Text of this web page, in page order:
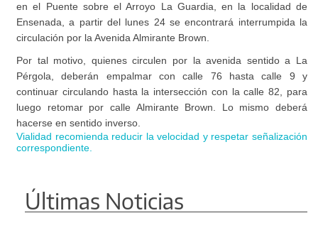
en el Puente sobre el Arroyo La Guardia, en la localidad de
Ensenada, a partir del lunes 24 se encontrará interrumpida la
circulación por la Avenida Almirante Brown.
Por tal motivo, quienes circulen por la avenida sentido a La
Pérgola, deberán empalmar con calle 76 hasta calle 9 y
continuar circulando hasta la intersección con la calle 82, para
luego retomar por calle Almirante Brown. Lo mismo deberá
hacerse en sentido inverso.
Vialidad recomienda reducir la velocidad y respetar señalización
correspondiente.
Últimas Noticias